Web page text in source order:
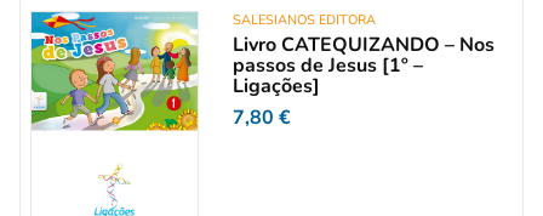
SALESIANOS EDITORA
Livro CATEQUIZANDO – Nos
passos de Jesus [1º –
Ligações]
7,80€